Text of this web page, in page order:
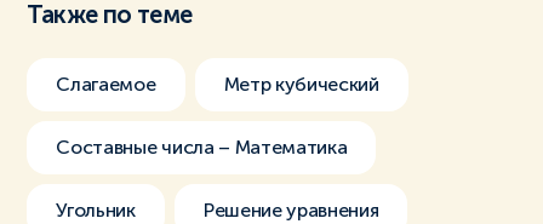
Также по теме
Слагаемое Метр кубический
Составные числа – Математика
Угольник Решение уравнения